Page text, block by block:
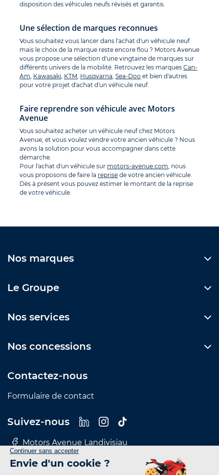
disposition des véhicules neufs révisés et garantis.
Une sélection de marques reconnues
Vous souhaitez vous lancer dans l'achat d'un véhicule neuf
mais le choix de la marque reste encore flou ? Motors Avenue
vous propose une sélection d'une vingtaine de marques sur
différents univers de la mobilité. Retrouvez les marques Can-
Am, Kawasaki, KTM, Husqvarna, Sea-Doo et bien d'autres
pour votre projet d'achat d'un véhicule neuf.
Faire reprendre son véhicule avec Motors
Avenue
Vous souhaitez acheter un véhicule neuf chez Motors
Avenue, et vous voulez vendre votre ancien véhicule ? Nous
avons la solution pour vous accompagner dans cette
démarche.
Pour l'achat d'un véhicule sur motors-avenue.com, nous
vous proposons de faire la reprise de votre ancien véhicule.
Dès à présent vous pouvez estimer le montant de la reprise
de votre véhicule.
Nos marques
Le Groupe
Nos services
Nos concessions
Contactez-nous
Formulaire de contact
Suivez-nous
Motors Avenue Landivisiau
Motors Avenue Le Mans